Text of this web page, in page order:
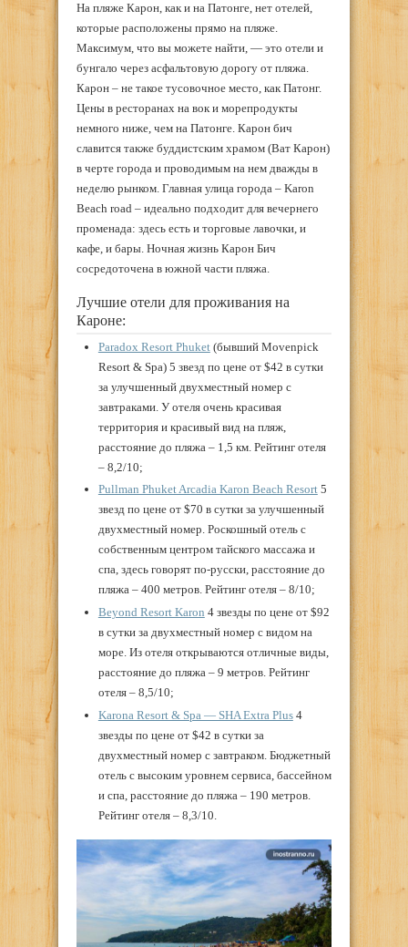
На пляже Карон, как и на Патонге, нет отелей,
которые расположены прямо на пляже.
Максимум, что вы можете найти, — это отели и
бунгало через асфальтовую дорогу от пляжа.
Карон – не такое тусовочное место, как Патонг.
Цены в ресторанах на вок и морепродукты
немного ниже, чем на Патонге. Карон бич
славится также буддистским храмом (Ват Карон)
в черте города и проводимым на нем дважды в
неделю рынком. Главная улица города – Karon
Beach road – идеально подходит для вечернего
променада: здесь есть и торговые лавочки, и
кафе, и бары. Ночная жизнь Карон Бич
сосредоточена в южной части пляжа.
Лучшие отели для проживания на
Кароне:
Paradox Resort Phuket(бывший Movenpick
Resort & Spa) 5 звезд по цене от $42 в сутки
за улучшенный двухместный номер с
завтраками. У отеля очень красивая
территория и красивый вид на пляж,
расстояние до пляжа – 1,5 км. Рейтинг отеля
– 8,2/10;
Pullman Phuket Arcadia Karon Beach Resort5
звезд по цене от $70 в сутки за улучшенный
двухместный номер. Роскошный отель с
собственным центром тайского массажа и
спа, здесь говорят по-русски, расстояние до
пляжа – 400 метров. Рейтинг отеля – 8/10;
Beyond Resort Karon 4 звезды по цене от $92
в сутки за двухместный номер с видом на
море. Из отеля открываются отличные виды,
расстояние до пляжа – 9 метров. Рейтинг
отеля – 8,5/10;
Karona Resort & Spa — SHA Extra Plus4
звезды по цене от $42 в сутки за
двухместный номер с завтраком. Бюджетный
отель с высоким уровнем сервиса, бассейном
и спа, расстояние до пляжа – 190 метров.
Рейтинг отеля – 8,3/10.